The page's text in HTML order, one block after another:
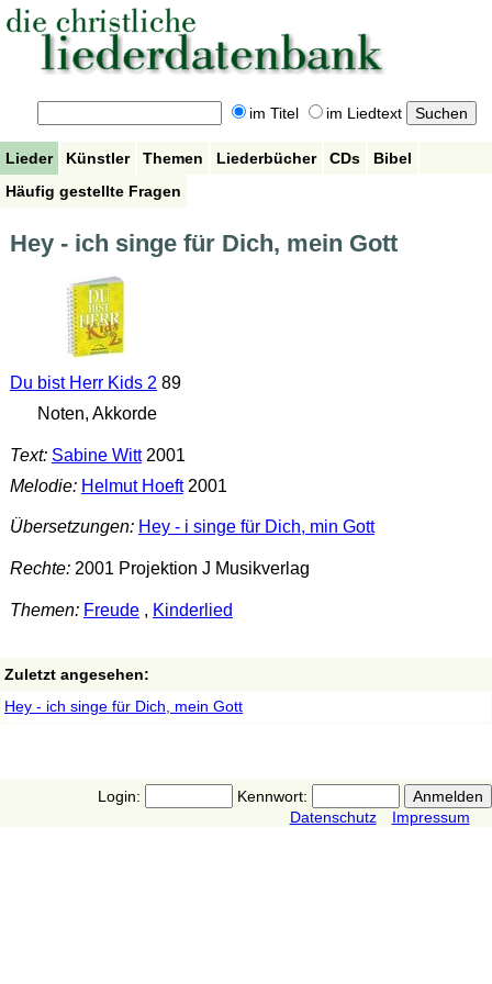
im Titel im Liedtext
Lieder Künstler Themen Liederbücher CDs
Bibel
Häufig gestellte Fragen
Hey - ich singe für Dich, mein Gott
Du bist Herr Kids 2 89
Noten, Akkorde
Text: Sabine Witt2001
Melodie: Helmut Hoeft2001
Übersetzungen: Hey - i singe für Dich, min Gott
Rechte:2001 Projektion J Musikverlag
Themen: Freude, Kinderlied
Zuletzt angesehen:
Hey - ich singe für Dich, mein Gott
Login:
Kennwort:
Datenschutz
Impressum